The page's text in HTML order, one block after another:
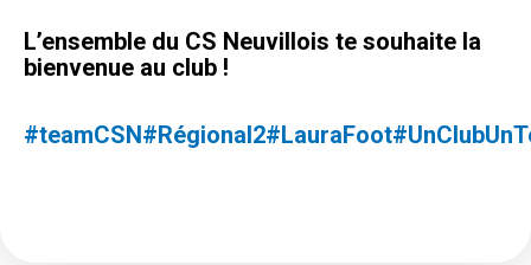
L’ensemble du CS Neuvillois te souhaite la
bienvenue au club !
#teamCSN #Régional2#LauraFoot